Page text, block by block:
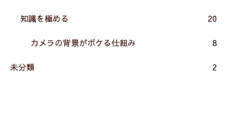
知識を極める 20
カメラの背景がボケる仕組み 8
未分類 2